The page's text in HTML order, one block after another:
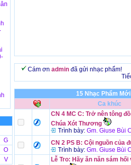
G
O
V
Cám ơn admin đã gửi nhạc phẩm!
15 Nhạc Phẩm
Ca khúc
CN 4 MC C: Trở nên tông
Chúa Xót Thương
Trình bày: Gm. Giuse Bùi
CN 2 PS B: Cội nguồn của
Trình bày: Gm. Giuse Bùi
Lễ Tro: Hãy ăn năn sám hối